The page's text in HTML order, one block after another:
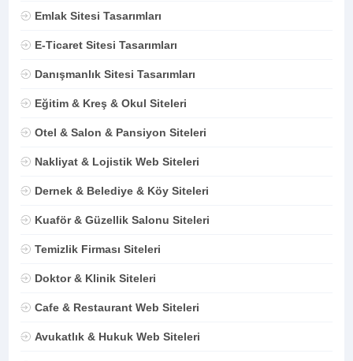
Emlak Sitesi Tasarımları
E-Ticaret Sitesi Tasarımları
Danışmanlık Sitesi Tasarımları
Eğitim & Kreş & Okul Siteleri
Otel & Salon & Pansiyon Siteleri
Nakliyat & Lojistik Web Siteleri
Dernek & Belediye & Köy Siteleri
Kuaför & Güzellik Salonu Siteleri
Temizlik Firması Siteleri
Doktor & Klinik Siteleri
Cafe & Restaurant Web Siteleri
Avukatlık & Hukuk Web Siteleri